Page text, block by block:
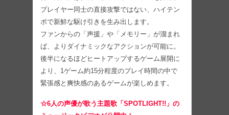
プレイヤー同士の直接攻撃ではない、ハイテン
ポで新鮮な駆け引きを生み出します。
ファンからの「声援」や「メモリー」が溜まれ
ば、よりダイナミックなアクションが可能に。
後半になるほどヒートアップするゲーム展開に
より、1ゲーム約15分程度のプレイ時間の中で
緊張感と爽快感のあるゲームが楽しめます。
☆6人の声優が歌う主題歌「SPOTLIGHT!!」の